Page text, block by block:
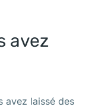
avez
avez laissé des